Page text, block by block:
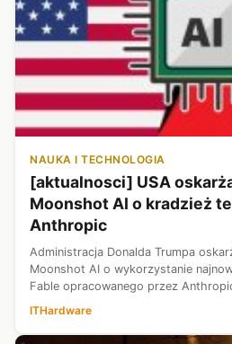
NAUKA I TECHNOLOGIA
[aktualnosci] USA
Moonshot AI o kradzież
Anthropic
Administracja Donalda Trumpa
Moonshot AI o wykorzystanie
Fable opracowanego przez
dotyczą nie tylko narusze...
ITHardware